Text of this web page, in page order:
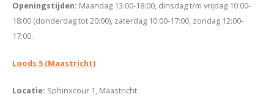
Openingstijden: Maandag 13:00-18:00, dinsdag t/m vrijdag 10:00-
18:00 (donderdag tot 20:00), zaterdag 10:00-17:00, zondag 12:00-
17:00.
Loods 5 (Maastricht)
Locatie: Sphinxcour 1, Maastricht